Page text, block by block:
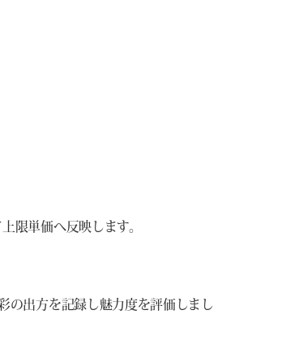
限単価へ反映します。
の出方を記録し魅力度を評価しまし